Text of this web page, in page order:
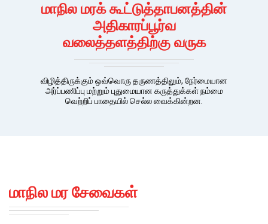
மாநில மரக் கூட்டுத்தாபனத்தின்
அதிகாரப்பூர்வ
வலைத்தளத்திற்கு வருக
விழித்திருக்கும் ஒவ்வொரு தருணத்திலும், நேர்மையான
அர்ப்பணிப்பு மற்றும் புதுமையான கருத்துக்கள் நம்மை
வெற்றிப் பாதையில் செல்ல வைக்கின்றன.
மாநில மர சேவைகள்